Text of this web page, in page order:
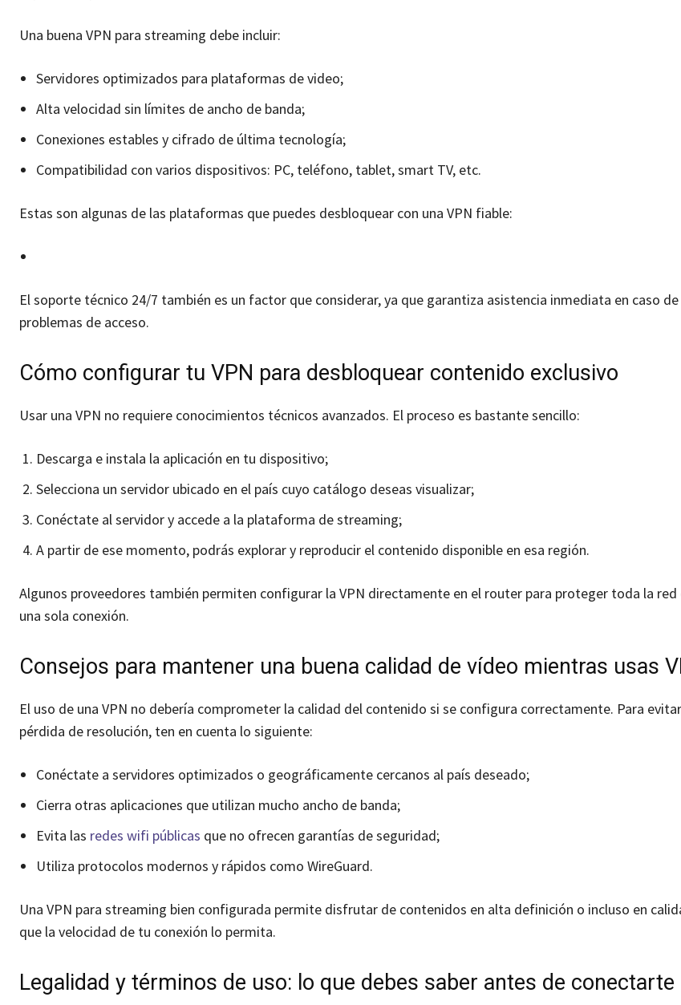
Una buena VPN para streaming debe incluir:
Servidores optimizados para plataformas de video;
Alta velocidad sin límites de ancho de banda;
Conexiones estables y cifrado de última tecnología;
Compatibilidad con varios dispositivos: PC, teléfono, tablet, smart TV, etc.
Estas son algunas de las plataformas que puedes desbloquear con una VPN fiable:
El soporte técnico 24/7 también es un factor que considerar, ya que garantiza asistencia inmediata en caso de
problemas de acceso.
Cómo configurar tu VPN para desbloquear contenido exclusivo
Usar una VPN no requiere conocimientos técnicos avanzados. El proceso es bastante sencillo:
Descarga e instala la aplicación en tu dispositivo;
Selecciona un servidor ubicado en el país cuyo catálogo deseas visualizar;
Conéctate al servidor y accede a la plataforma de streaming;
A partir de ese momento, podrás explorar y reproducir el contenido disponible en esa región.
Algunos proveedores también permiten configurar la VPN directamente en el router para proteger toda la
una sola conexión.
Consejos para mantener una buena calidad de vídeo mientras usas
El uso de una VPN no debería comprometer la calidad del contenido si se configura correctamente. Para
pérdida de resolución, ten en cuenta lo siguiente:
Conéctate a servidores optimizados o geográficamente cercanos al país deseado;
Cierra otras aplicaciones que utilizan mucho ancho de banda;
Evita las redes wifi públicas que no ofrecen garantías de seguridad;
Utiliza protocolos modernos y rápidos como WireGuard.
Una VPN para streaming bien configurada permite disfrutar de contenidos en alta definición o incluso en
que la velocidad de tu conexión lo permita.
Legalidad y términos de uso: lo que debes saber antes de conectarte